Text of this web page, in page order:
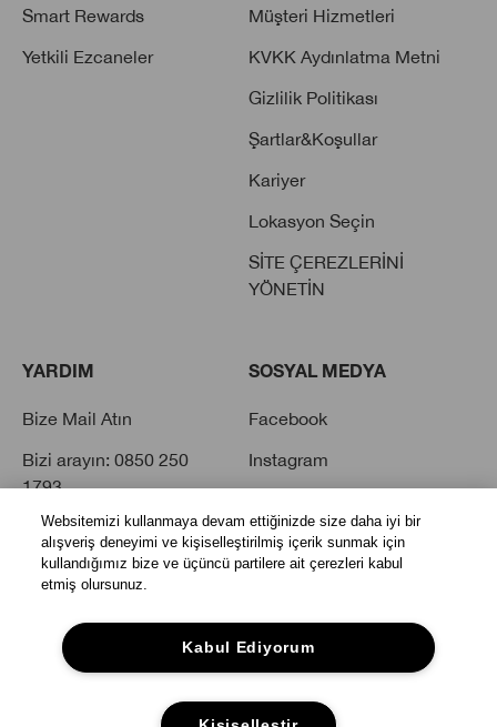
Smart Rewards
Yetkili Ezcaneler
Müşteri Hizmetleri
KVKK Aydınlatma Metni
Gizlilik Politikası
Şartlar&Koşullar
Kariyer
Lokasyon Seçin
SİTE ÇEREZLERİNİ
YÖNETİN
YARDIM
Bize Mail Atın
Bizi arayın: 0850 250
1793
Sık Sorulan Sorular
SOSYAL MEDYA
Facebook
Instagram
Youtube
Websitemizi kullanmaya devam ettiğinizde size daha iyi bir
alışveriş deneyimi ve kişiselleştirilmiş içerik sunmak için
kullandığımız bize ve üçüncü partilere ait çerezleri kabul
etmiş olursunuz.
Kabul Ediyorum